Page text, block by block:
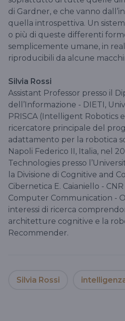
di Gardner, e che vanno
quella introspettiva. Un
o più di queste differenti
semplicemente umane, in
riproducibili da alcune
Silvia Rossi
Assistant Professor presso il
dell’Informazione - DIETI,
PRISCA (Intelligent Robotics
ricercatore principale del
adattamento per la robotica
Napoli Federico II, Italia, nel
Technologies presso
la Divisione di Cognitive and
Cibernetica E. Caianiello -
Computer Communication -
interessi di ricerca
architetture cognitive e la
Recommender.
Silvia Rossi